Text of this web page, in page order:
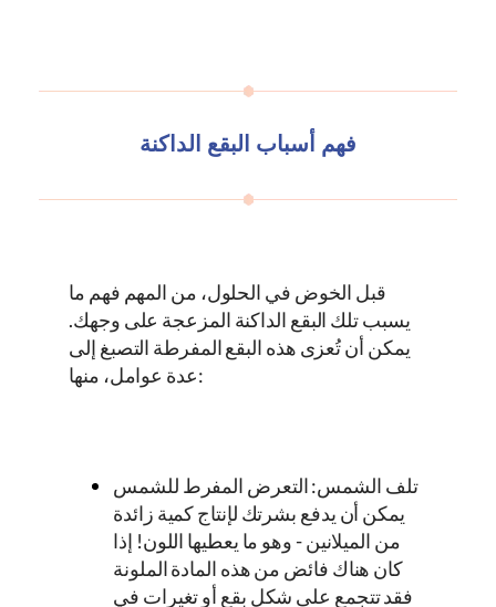
فهم أسباب البقع الداكنة
قبل الخوض في الحلول، من المهم فهم ما
يسبب تلك البقع الداكنة المزعجة على وجهك.
يمكن أن تُعزى هذه البقع المفرطة التصبغ إلى
عدة عوامل، منها:
تلف الشمس: التعرض المفرط للشمس
يمكن أن يدفع بشرتك لإنتاج كمية زائدة
من الميلانين - وهو ما يعطيها اللون! إذا
كان هناك فائض من هذه المادة الملونة
فقد تتجمع على شكل بقع أو تغيرات في